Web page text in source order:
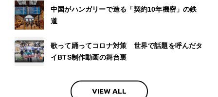
中国がハンガリーで造る「契約10年機密」の鉄
道
歌って踊ってコロナ対策 世界で話題を呼んだタ
イBTS制作動画の舞台裏
VIEW ALL